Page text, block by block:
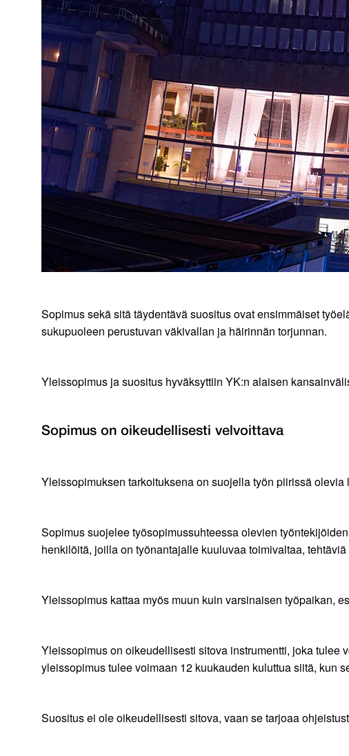
Sopimus sekä sitä täydentävä suositus ovat ensimmäiset
sukupuoleen perustuvan väkivallan ja häirinnän torjunnan.
Yleissopimus ja suositus hyväksyttiin YK:n alaisen
Sopimus on oikeudellisesti velvoittava
Yleissopimuksen tarkoituksena on suojella työn piirissä olevia
Sopimus suojelee työsopimussuhteessa olevien
henkilöitä, joilla on työnantajalle kuuluvaa toimivaltaa,
Yleissopimus kattaa myös muun kuin varsinaisen työpaikan,
Yleissopimus on oikeudellisesti sitova instrumentti, joka
yleissopimus tulee voimaan 12 kuukauden kuluttua siitä, kun
Suositus ei ole oikeudellisesti sitova, vaan se tarjoaa